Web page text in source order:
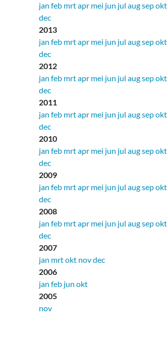
jan feb mrtapr mei jun jul augsepokt
dec
2013
jan feb mrtapr mei jun jul augsepokt
dec
2012
jan feb mrtapr mei jun jul augsepokt
dec
2011
jan feb mrtapr mei jun jul augsepokt
dec
2010
jan feb mrtapr mei jun jul augsepokt
dec
2009
jan feb mrtapr mei jun jul augsepokt
dec
2008
jan feb mrtapr mei jun jul augsepokt
dec
2007
jan mrtokt novdec
2006
jan feb jun okt
2005
nov